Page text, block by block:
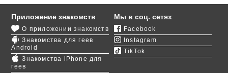
Для гей знакомства в Ровно вам даже не нужно
ничего вводить. Мы уже отобрали для вас
симпатичных ребят, открытых для общения. После
регистрации вы сможете написать кому-нибудь,
наставить лайков понравившимся пользователям,
поиграть в «
Приложение знакомств
О приложении знакомств
Знакомства для геев
Android
Знакомства iPhone для
геев
Мы в соц. сетях
Facebook
Instagram
TikTok